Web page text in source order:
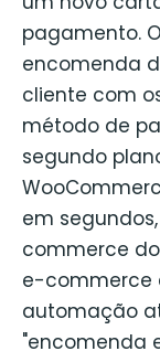
pagamento.
encomenda
cliente com
método de
segundo
em
commerce
e-commerce
automação
"encomenda